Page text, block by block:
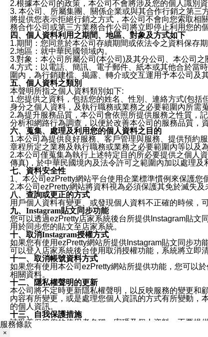
2.根據本公司的政策，本公司不會將涉及您的個人識別
3. 本公司、所屬集團、關係企業或與其合作行銷之第三
將提供您表示拒絕行銷之方式，本公司不會向您索取相
務合作公司或第三方業務合作公司將立即停止利用您的
四、個人資料利用之期間、地區、對象及方式如下
1.期間：您同意於本公司存續期間或依法令之資料保存
2.地區：就中華民國領域內。
3.對象：本公司所屬公司(本公司)及其分公司、本公司
4.方式：以電話、簡訊、電子郵件、紙本或其他合於當
圍內，為行銷建檔、揭露、轉介或交互運用予本公司及
五、個人資料之類別
本聲明所指之個人資料類別如下:
1.您提供之資料，包括您的姓名、性別、連絡方式(包
身分之個人資料，及執行職務或業務之必要範圍內所需
2.為提升服務品質，本公司會依照所提供服務之性質，
分析和網路行為調查，以便於改善本公司的服務品質，
六、蒐集、處理及利用您的個人資料之目的
1.本公司為提供良好服務、客戶管理與服務、提供預約
章程所定之業務及執行職務或業務之必要範圍內等以及
2.本公司僅蒐集為執行上述特定目的所必要提供之個人
傳真)，於中華民國境內及法令許可之範圍內加以處理及
七、資料安全性
1、本公司ezPretty網站平台使用企業標準慣例來保護
2.本公司ezPretty網站將資料視為必須保護其免於滅失
八、查詢或更正的方式
用戶個人資料有變更、或發現個人資料不正確的時候，
九、Instagram貼文同步功能
您可以透過ezPretty店家系統後台所提供Instagram貼文
用於同步您的貼文至店家系統。
十、取消Instagram授權方式
如果您有使用ezPretty網站所提供Instagram貼文同步功
可以登入店家系統後台使用取消授權功能，系統將立即
十一、取消帳號資料方式
如果您有使用本公司ezPretty網站所提供功能，您可以
相關資料。
十二、隱私權聲明的更新
本公司將不定時更新隱私權聲明，以反映服務的變更和
內容有所變更，或是處理您個人資訊的方式有所變動，
的個人資訊。
十三、自我保護措施
請妥善保管您的使用者名稱、密碼及個人資料，不要提
窗，以防止他人讀取您的個人資料、信件或進入所機關管
服務條款
×